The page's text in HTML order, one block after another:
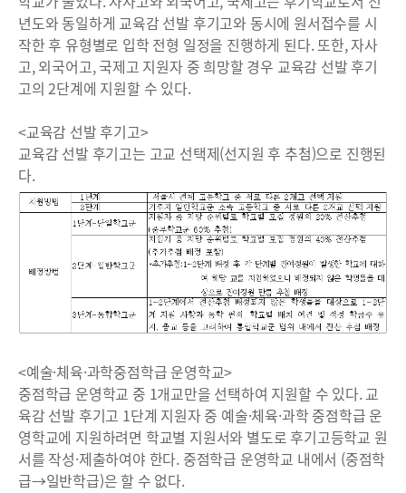
년도와 동일하게 교육감 선발 후기고와 동시에 원서접수를 시
작한 후 유형별로 입학 전형 일정을 진행하게 된다. 또한, 자사
고, 외국어고, 국제고 지원자 중 희망할 경우 교육감 선발 후기
고의 2단계에 지원할 수 있다.
<교육감 선발 후기고>
교육감 선발 후기고는 고교 선택제(선지원 후 추첨)으로 진행된
다.
<예술·체육·과학중점학급 운영학교>
중점학급 운영학교 중 1개교만을 선택하여 지원할 수 있다. 교
육감 선발 후기고 1단계 지원자 중 예술·체육·과학 중점학급 운
영학교에 지원하려면 학교별 지원서와 별도로 후기고등학교 원
서를 작성·제출하여야 한다. 중점학급 운영학교 내에서 (중점학
급→일반학급)은 할 수 없다.